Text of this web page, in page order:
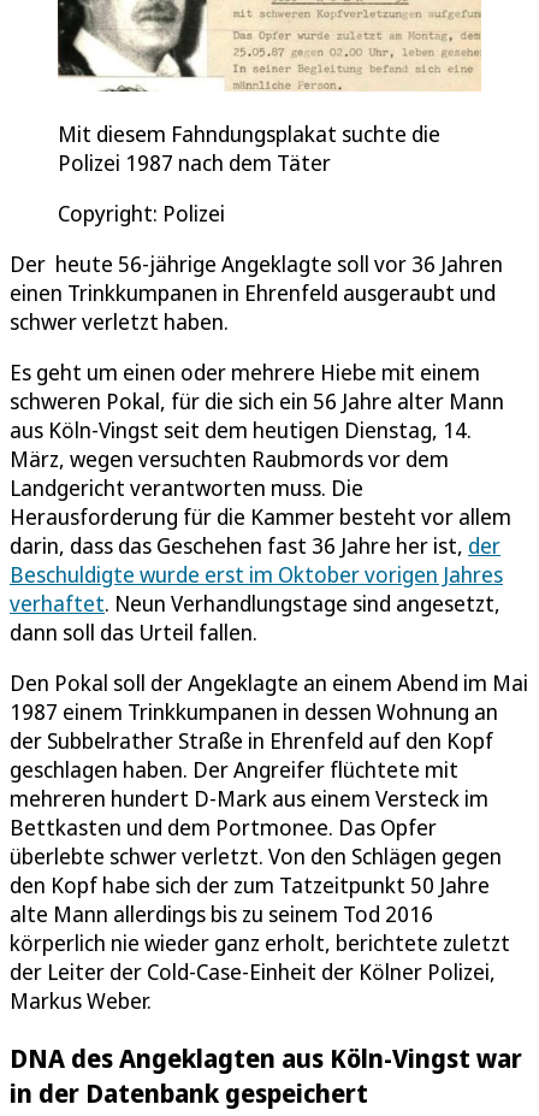
Mit diesem Fahndungsplakat suchte die
Polizei 1987 nach dem Täter
Copyright: Polizei
Der heute 56-jährige Angeklagte soll vor 36 Jahren
einen Trinkkumpanen in Ehrenfeld ausgeraubt und
schwer verletzt haben.
Es geht um einen oder mehrere Hiebe mit einem
schweren Pokal, für die sich ein 56 Jahre alter Mann
aus Köln-Vingst seit dem heutigen Dienstag, 14.
März, wegen versuchten Raubmords vor dem
Landgericht verantworten muss. Die
Herausforderung für die Kammer besteht vor allem
darin, dass das Geschehen fast 36 Jahre her ist, der
Beschuldigte wurde erst im Oktober vorigen Jahres
verhaftet. Neun Verhandlungstage sind angesetzt,
dann soll das Urteil fallen.
Den Pokal soll der Angeklagte an einem Abend im Mai
1987 einem Trinkkumpanen in dessen Wohnung an
der Subbelrather Straße in Ehrenfeld auf den Kopf
geschlagen haben. Der Angreifer flüchtete mit
mehreren hundert D-Mark aus einem Versteck im
Bettkasten und dem Portmonee. Das Opfer
überlebte schwer verletzt. Von den Schlägen gegen
den Kopf habe sich der zum Tatzeitpunkt 50 Jahre
alte Mann allerdings bis zu seinem Tod 2016
körperlich nie wieder ganz erholt, berichtete zuletzt
der Leiter der Cold-Case-Einheit der Kölner Polizei,
Markus Weber.
DNA des Angeklagten aus Köln-Vingst war
in der Datenbank gespeichert